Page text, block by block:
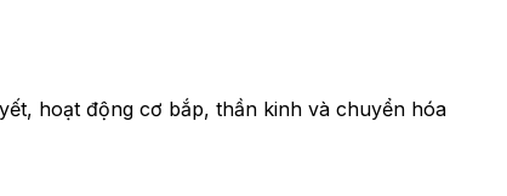
hoạt động cơ bắp, thần kinh và chuyển hóa